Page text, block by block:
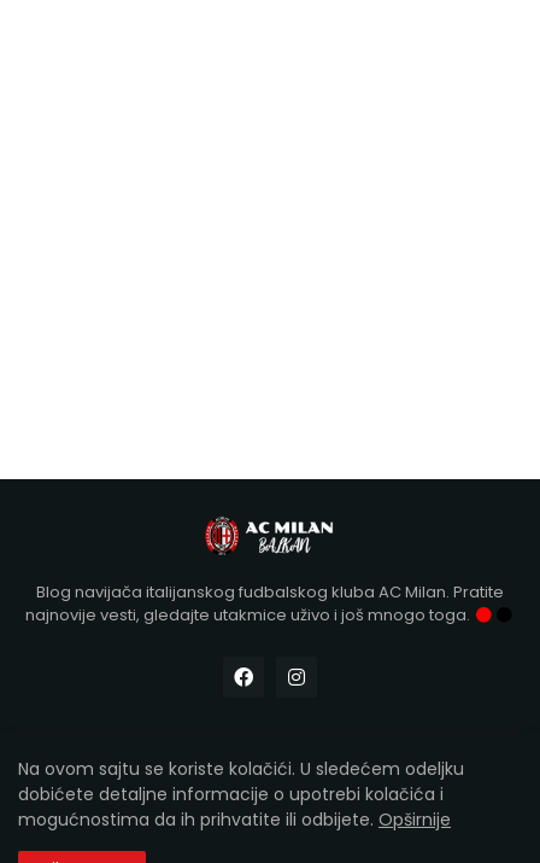
Blog navijača italijanskog fudbalskog kluba AC Milan. Pratite
najnovije vesti, gledajte utakmice uživo i još mnogo toga.
Designed with by Kollár | Copyright 2012-2026AC Milan
Balkan
Na ovom sajtu se koriste kolačići. U sledećem odeljku
dobićete detaljne informacije o upotrebi kolačića i
mogućnostima da ih prihvatite ili odbijete. Opširnije